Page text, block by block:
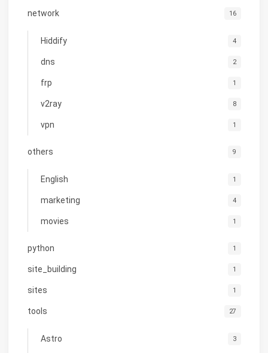
network 16
Hiddify 4
dns 2
frp 1
v2ray 8
vpn 1
others 9
English 1
marketing 4
movies 1
python 1
site_building 1
sites 1
tools 27
Astro 3